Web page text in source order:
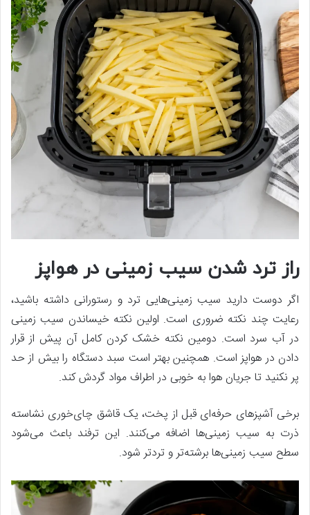
راز ترد شدن سیب زمینی در هواپز
اگر دوست دارید سیب زمینی‌هایی ترد و رستورانی داشته باشید،
رعایت چند نکته ضروری است. اولین نکته خیساندن سیب زمینی
در آب سرد است. دومین نکته خشک کردن کامل آن پیش از قرار
دادن در هواپز است. همچنین بهتر است سبد دستگاه را بیش از حد
پر نکنید تا جریان هوا به خوبی در اطراف مواد گردش کند.
برخی آشپزهای حرفه‌ای قبل از پخت، یک قاشق چای‌خوری نشاسته
ذرت به سیب زمینی‌ها اضافه می‌کنند. این ترفند باعث می‌شود
سطح سیب زمینی‌ها برشته‌تر و تردتر شود.